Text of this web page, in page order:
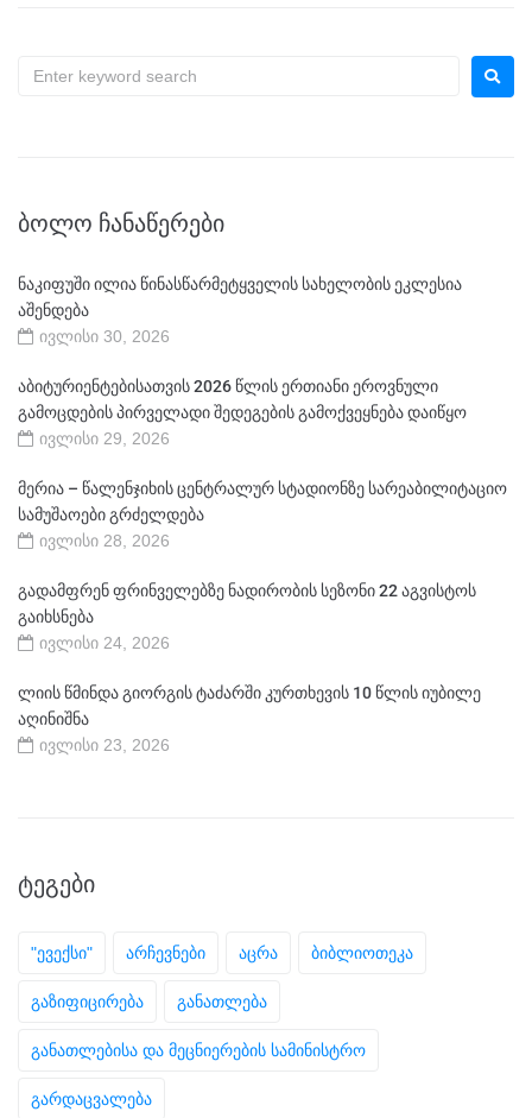
ᲑᲝᲚᲝ ᲩᲐᲜᲐᲬᲔᲠᲔᲑᲘ
ნაკიფუში ილია წინასწარმეტყველის სახელობის ეკლესია
აშენდება
ივლისი 30, 2026
აბიტურიენტებისათვის 2026 წლის ერთიანი ეროვნული
გამოცდების პირველადი შედეგების გამოქვეყნება დაიწყო
ივლისი 29, 2026
მერია – წალენჯიხის ცენტრალურ სტადიონზე სარეაბილიტაციო
სამუშაოები გრძელდება
ივლისი 28, 2026
გადამფრენ ფრინველებზე ნადირობის სეზონი 22 აგვისტოს
გაიხსნება
ივლისი 24, 2026
ლიის წმინდა გიორგის ტაძარში კურთხევის 10 წლის იუბილე
აღინიშნა
ივლისი 23, 2026
ᲢᲔᲒᲔᲑᲘ
"ევექსი" არჩევნები აცრა ბიბლიოთეკა
გაზიფიცირება განათლება
განათლებისა და მეცნიერების სამინისტრო
გარდაცვალება